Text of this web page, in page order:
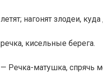
летят; нагонят злодеи,
речка, кисельные берега.
— Речка-матушка, спрячь